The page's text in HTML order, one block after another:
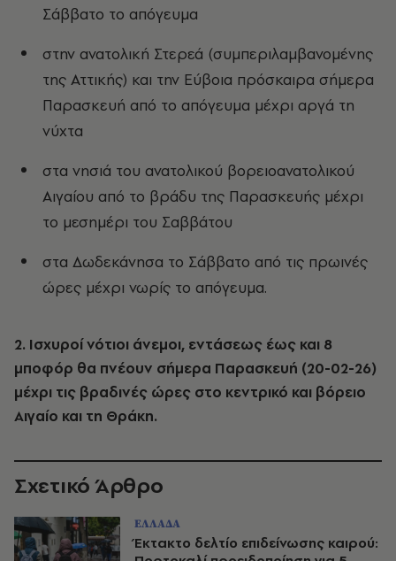
Σάββατο το απόγευμα
στην ανατολική Στερεά (συμπεριλαμβανομένης
της Αττικής) και την Εύβοια πρόσκαιρα σήμερα
Παρασκευή από το απόγευμα μέχρι αργά τη
νύχτα
στα νησιά του ανατολικού βορειοανατολικού
Αιγαίου από το βράδυ της Παρασκευής μέχρι
το μεσημέρι του Σαββάτου
στα Δωδεκάνησα το Σάββατο από τις πρωινές
ώρες μέχρι νωρίς το απόγευμα.
2. Ισχυροί νότιοι άνεμοι, εντάσεως έως και 8
μποφόρ θα πνέουν σήμερα Παρασκευή (20-02-26)
μέχρι τις βραδινές ώρες στο κεντρικό και βόρειο
Αιγαίο και τη Θράκη.
Σχετικό Άρθρο
ΕΛΛΑΔΑ
Έκτακτο δελτίο επιδείνωσης καιρού: